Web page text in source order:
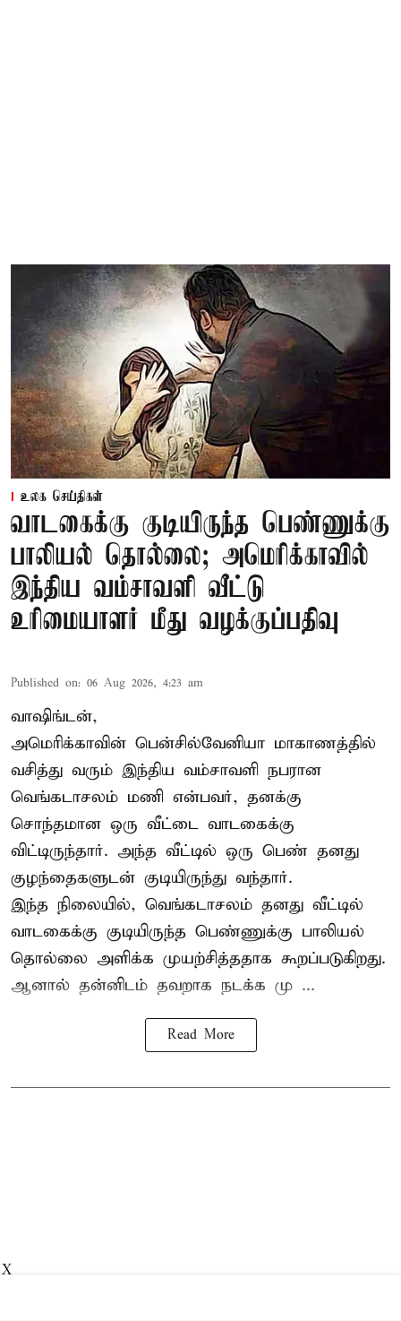
உலக செய்திகள்
வாடகைக்கு குடியிருந்த பெண்ணுக்கு
பாலியல் தொல்லை; அமெரிக்காவில்
இந்திய வம்சாவளி வீட்டு
உரிமையாளர் மீது வழக்குப்பதிவு
Published on: 06 Aug 2026, 4:23 am
வாஷிங்டன்,
அமெரிக்காவின் பென்சில்வேனியா மாகாணத்தில்
வசித்து வரும் இந்திய வம்சாவளி நபரான
வெங்கடாசலம் மணி என்பவர், தனக்கு
சொந்தமான ஒரு வீட்டை வாடகைக்கு
விட்டிருந்தார். அந்த வீட்டில் ஒரு பெண் தனது
குழந்தைகளுடன் குடியிருந்து வந்தார்.
இந்த நிலையில், வெங்கடாசலம் தனது வீட்டில்
வாடகைக்கு குடியிருந்த பெண்ணுக்கு பாலியல்
தொல்லை அளிக்க முயற்சித்ததாக கூறப்படுகிறது.
ஆனால் தன்னிடம் தவறாக நடக்க மு ...
Read More
X